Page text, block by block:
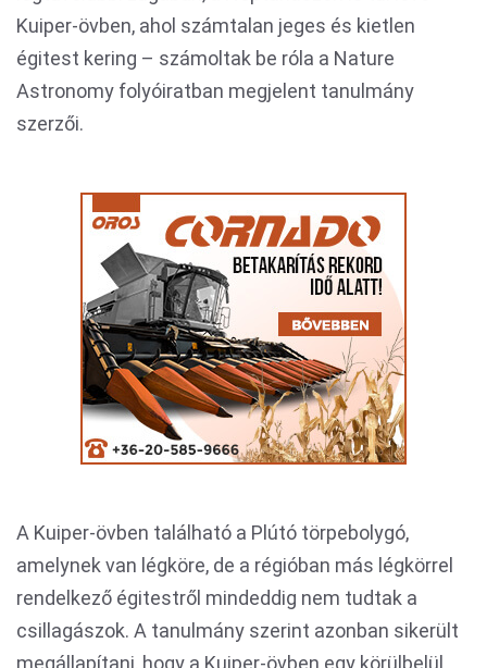
Kuiper-övben, ahol számtalan jeges és kietlen
égitest kering – számoltak be róla a Nature
Astronomy folyóiratban megjelent tanulmány
szerzői.
A Kuiper-övben található a Plútó törpebolygó,
amelynek van légköre, de a régióban más légkörrel
rendelkező égitestről mindeddig nem tudtak a
csillagászok. A tanulmány szerint azonban sikerült
megállapítani, hogy a Kuiper-övben egy körülbelül